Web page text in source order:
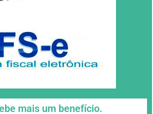
mais um benefício.